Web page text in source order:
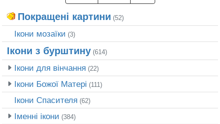
Покращені картини (52)
Ікони мозаїки (3)
Ікони з бурштину (614)
Ікони для вінчання (22)
Ікони Божої Матері (111)
Ікони Спасителя (62)
Іменні ікони (384)